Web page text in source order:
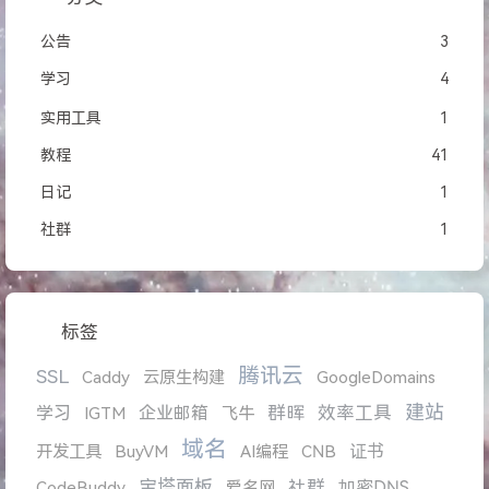
公告 3
学习 4
实用工具 1
教程 41
日记 1
社群 1
标签
SSL Caddy 云原生构建 腾讯云 GoogleDomains
学习 IGTM 企业邮箱 飞牛 群晖 效率工具 建站
开发工具 BuyVM 域名 AI编程 CNB 证书